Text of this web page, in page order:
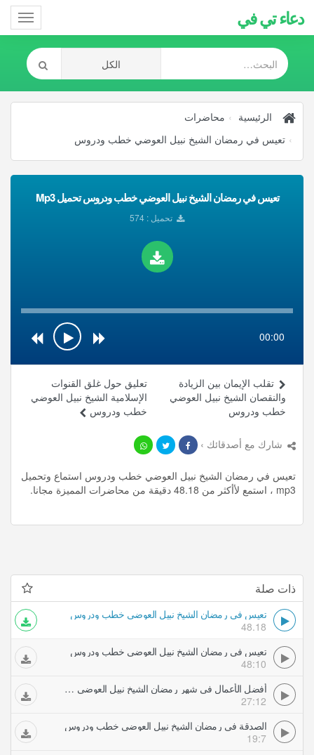
دعاء تي في
الرئيسية
محاضرات
تعيس في رمضان الشيخ نبيل العوضي خطب ودروس
تعيس في رمضان الشيخ نبيل العوضي خطب ودروس تحميل Mp3
تحميل : 574
00:00
تعليق حول غلق القنوات
الإسلامية الشيخ نبيل العوضي
خطب ودروس
تقلب الإيمان بين الزيادة
والنقصان الشيخ نبيل العوضي
خطب ودروس
شارك مع أصدقائك ›
تعيس في رمضان الشيخ نبيل العوضي خطب ودروس استماع وتحميل
mp3 ، استمع لأأكثر من 48.18 دقيقة من محاضرات المميزة مجانا.
ذات صلة
تعيس في رمضان الشيخ نبيل العوضي خطب ودروس
48.18
تعيس في رمضان الشيخ نبيل العوضي خطب ودروس
48:10
أفضل الأعمال في شهر رمضان الشيخ نبيل العوضي خطب ودروس
27:12
الصدقة في رمضان الشيخ نبيل العوضي خطب ودروس
19:7